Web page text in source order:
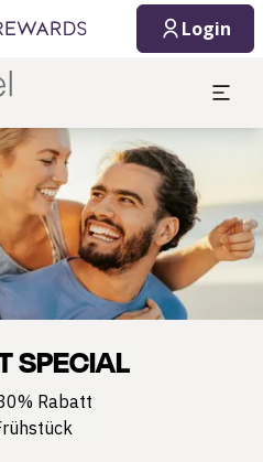
Login
SPECIAL
Rabatt